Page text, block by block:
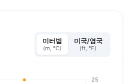
미터법
(m, °C)
미국/영국
(ft, °F)